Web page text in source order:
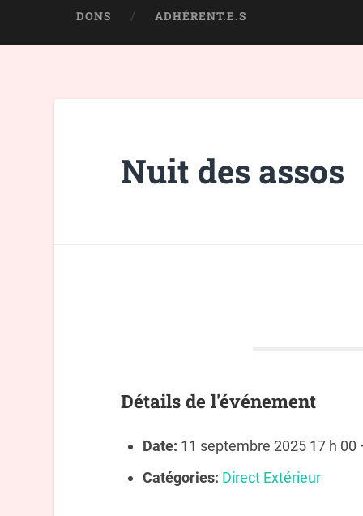
DONS ADHÉRENT.E.S
Nuit des assos
Détails de l'événement
Date: 11 septembre 2025 17 h 00
Catégories: Direct Extérieur